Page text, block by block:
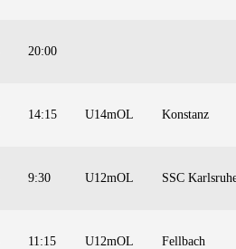
20:00
14:15 U14mOL Konstanz
9:30 U12mOL SSC
11:15 U12mOL Fellbach